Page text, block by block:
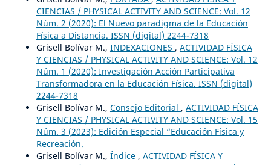
CIENCIAS / PHYSICAL ACTIVITY AND SCIENCE: Vol. 12
Núm. 2 (2020): El Nuevo paradigma de la Educación
Física a Distancia. ISSN (digital) 2244-7318
Grisell Bolívar M., INDEXACIONES , ACTIVIDAD FÍSICA
Y CIENCIAS / PHYSICAL ACTIVITY AND SCIENCE: Vol. 12
Núm. 1 (2020): Investigación Acción Participativa
Transformadora en la Educación Física. ISSN (digital)
2244-7318
Grisell Bolívar M., Consejo Editorial , ACTIVIDAD FÍSICA
Y CIENCIAS / PHYSICAL ACTIVITY AND SCIENCE: Vol. 15
Núm. 3 (2023): Edición Especial “Educación Física y
Recreación.
Grisell Bolívar M., Índice , ACTIVIDAD FÍSICA Y